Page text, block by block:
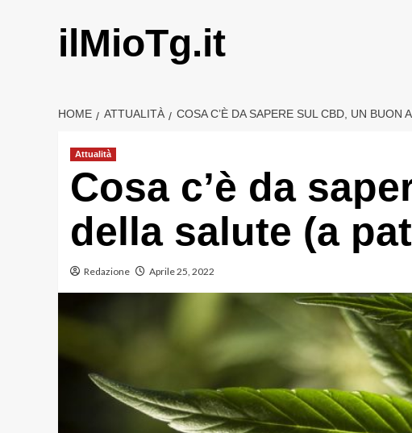
ilMioTg.it
HOME ATTUALITÀ COSA C’È DA SAPERE SUL CBD, UN
Attualità
Cosa c’è da
della salute (a
Redazione Aprile 25, 2022